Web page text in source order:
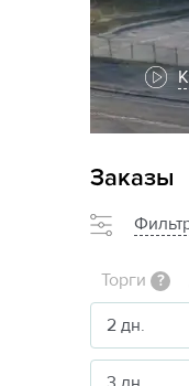
Заказы
Торги ?
2 дн.